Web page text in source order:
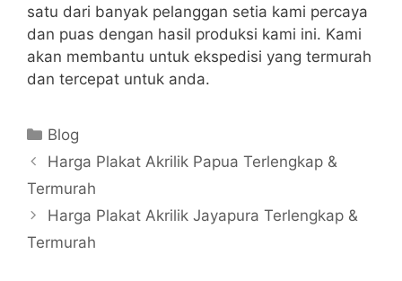
satu dari banyak pelanggan setia kami percaya
dan puas dengan hasil produksi kami ini. Kami
akan membantu untuk ekspedisi yang termurah
dan tercepat untuk anda.
Kategori
Blog
Harga Plakat Akrilik Papua Terlengkap &
Termurah
Harga Plakat Akrilik Jayapura Terlengkap &
Termurah